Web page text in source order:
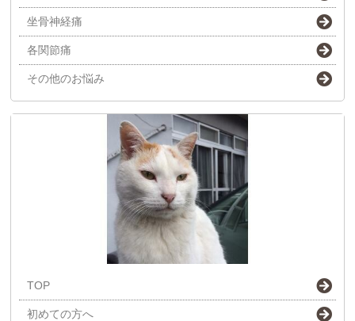
坐骨神経痛
各関節痛
その他のお悩み
TOP
初めての方へ